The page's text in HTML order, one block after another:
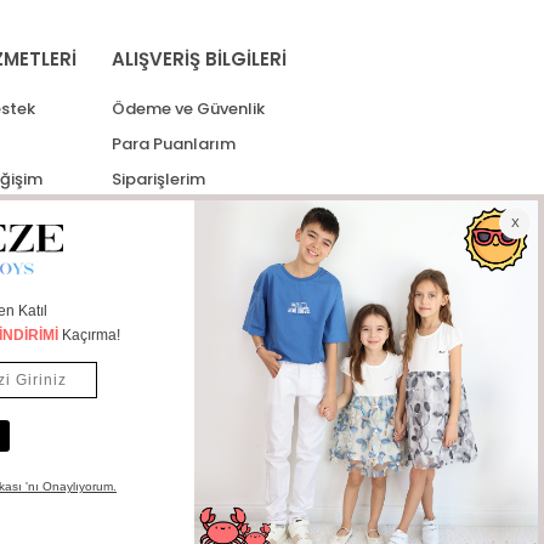
ALIŞVERİŞ BİLGİLERİ
Ödeme ve Güvenlik
Para Puanlarım
Siparişlerim